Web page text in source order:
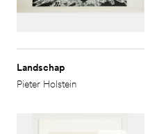
Landschap
Pieter Holstein